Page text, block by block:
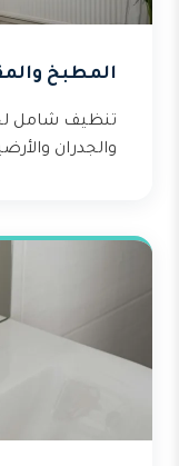
المطبخ
تنظيف شامل
والجدران